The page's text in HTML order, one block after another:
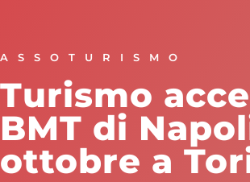
ASSOTURISMO
Turismo
BMT di
ottobre a